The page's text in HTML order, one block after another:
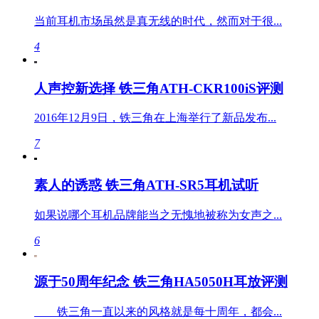
当前耳机市场虽然是真无线的时代，然而对于很...
4
人声控新选择 铁三角ATH-CKR100iS评测
2016年12月9日，铁三角在上海举行了新品发布...
7
素人的诱惑 铁三角ATH-SR5耳机试听
如果说哪个耳机品牌能当之无愧地被称为女声之...
6
源于50周年纪念 铁三角HA5050H耳放评测
铁三角一直以来的风格就是每十周年，都会...